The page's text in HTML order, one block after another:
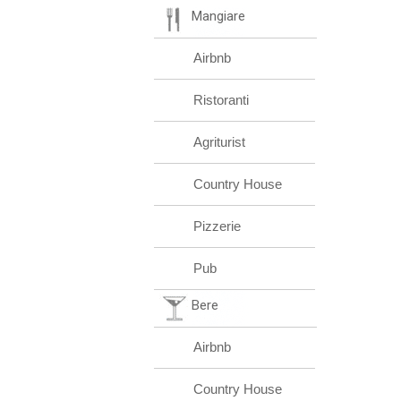
Mangiare
Airbnb
Ristoranti
Agriturist
Country House
Pizzerie
Pub
Bere
Airbnb
Country House